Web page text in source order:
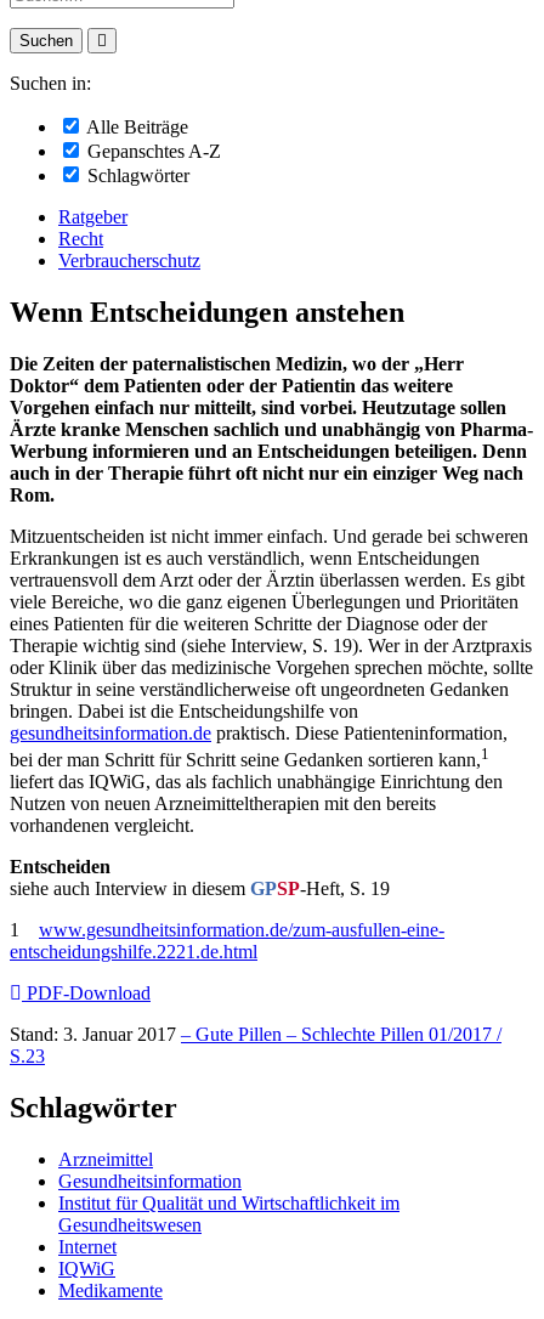
Suchen in:
Alle Beiträge
Gepanschtes A-Z
Schlagwörter
Ratgeber
Recht
Verbraucherschutz
Wenn Entscheidungen anstehen
Die Zeiten der paternalistischen Medizin, wo der „Herr
Doktor“ dem Patienten oder der Patientin das weitere
Vorgehen einfach nur mitteilt, sind vorbei. Heutzutage sollen
Ärzte kranke Menschen sachlich und unabhängig von Pharma-
Werbung informieren und an Entscheidungen beteiligen. Denn
auch in der Therapie führt oft nicht nur ein einziger Weg nach
Rom.
Mitzuentscheiden ist nicht immer einfach. Und gerade bei schweren
Erkrankun­gen ist es auch verständlich, wenn Entscheidungen
vertrauensvoll dem Arzt oder der Ärztin über­lassen werden. Es gibt
viele Bereiche, wo die ganz eigenen Überlegungen und Prioritäten
eines Patienten für die weiteren Schritte der Dia­gnose oder der
Therapie wichtig sind (siehe Interview, S. 19). Wer in der Arztpraxis
oder Klinik über das medizinische Vorgehen sprechen möchte, sollte
Struktur in seine verständlicherweise oft ungeordneten Gedanken
bringen. Dabei ist die Entscheidungshilfe von
gesundheitsinformation.de praktisch. Diese Patienteninformation,
bei der man Schritt für Schritt seine Gedanken sortieren kann,1
liefert das IQWiG, das als fachlich unabhängige Einrichtung den
Nutzen von neuen Arzneimitteltherapien mit den bereits
vorhandenen vergleicht.
Entscheiden
siehe auch Interview in diesem GPSP-Heft, S. 19
1 www.gesundheitsinformation.de/zum-ausfullen-eine-
entscheidungshilfe.2221.de.html
PDF-Download
Stand: 3. Januar 2017 – Gute Pillen – Schlechte Pillen 01/2017 /
S.23
Schlagwörter
Arzneimittel
Gesundheitsinformation
Institut für Qualität und Wirtschaftlichkeit im
Gesundheitswesen
Internet
IQWiG
Medikamente